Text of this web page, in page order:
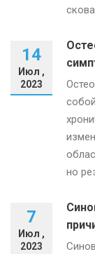
14
Июл ,
2023
но
7
Июл ,
2023